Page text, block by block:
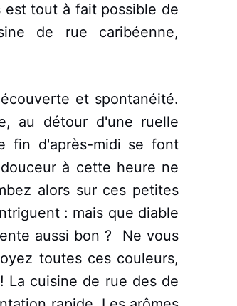
tout à fait possible de
de rue caribéenne,
et spontanéité.
au détour d'une ruelle
fin d'après-midi se font
à cette heure ne
alors sur ces petites
: mais que diable
aussi bon ? Ne vous
toutes ces couleurs,
La cuisine de rue des de